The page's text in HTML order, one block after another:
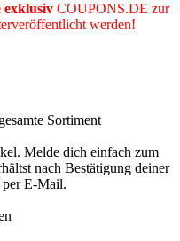
exklusiv COUPONS.DE zur
werden!
Sortiment
Melde dich einfach zum
nach Bestätigung deiner
per E-Mail.